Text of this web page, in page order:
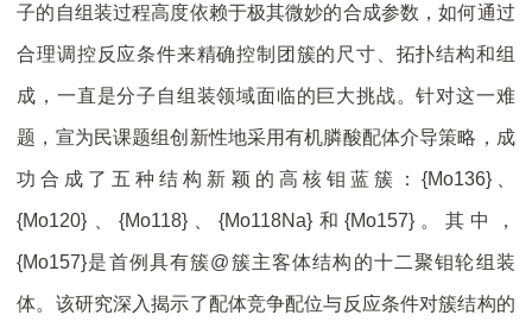
子的自组装过程高度依赖于极其微妙的合成参数，如何通过
合理调控反应条件来精确控制团簇的尺寸、拓扑结构和组
成，一直是分子自组装领域面临的巨大挑战。针对这一难
题，宣为民课题组创新性地采用有机膦酸配体介导策略，成
功合成了五种结构新颖的高核钼蓝簇：{Mo136}、
{Mo120}、{Mo118}、{Mo118Na}和{Mo157}。其中，
{Mo157}是首例具有簇@簇主客体结构的十二聚钼轮组装
体。该研究深入揭示了配体竞争配位与反应条件对簇结构的